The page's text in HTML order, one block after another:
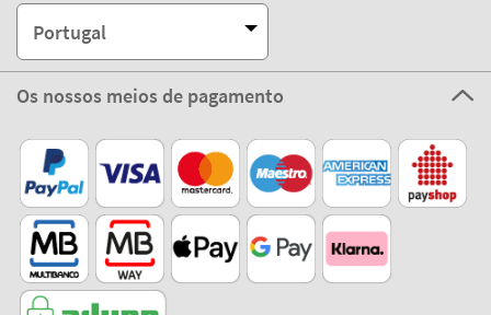
Portugal
Os nossos meios de pagamento